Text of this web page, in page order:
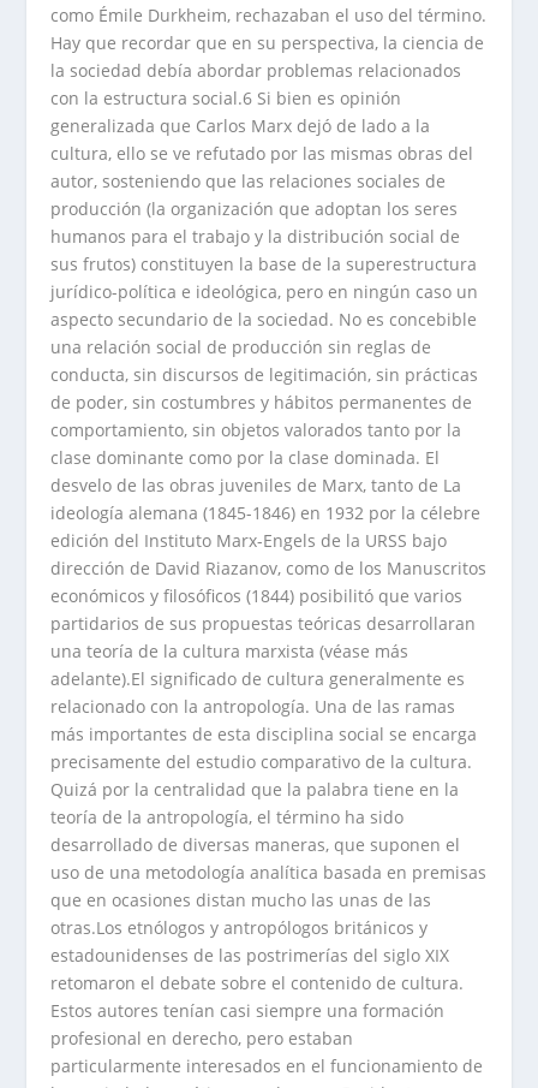
como Émile Durkheim, rechazaban el uso del término.
Hay que recordar que en su perspectiva, la ciencia de
la sociedad debía abordar problemas relacionados
con la estructura social.6 Si bien es opinión
generalizada que Carlos Marx dejó de lado a la
cultura, ello se ve refutado por las mismas obras del
autor, sosteniendo que las relaciones sociales de
producción (la organización que adoptan los seres
humanos para el trabajo y la distribución social de
sus frutos) constituyen la base de la superestructura
jurídico-política e ideológica, pero en ningún caso un
aspecto secundario de la sociedad. No es concebible
una relación social de producción sin reglas de
conducta, sin discursos de legitimación, sin prácticas
de poder, sin costumbres y hábitos permanentes de
comportamiento, sin objetos valorados tanto por la
clase dominante como por la clase dominada. El
desvelo de las obras juveniles de Marx, tanto de La
ideología alemana (1845-1846) en 1932 por la célebre
edición del Instituto Marx-Engels de la URSS bajo
dirección de David Riazanov, como de los Manuscritos
económicos y filosóficos (1844) posibilitó que varios
partidarios de sus propuestas teóricas desarrollaran
una teoría de la cultura marxista (véase más
adelante).El significado de cultura generalmente es
relacionado con la antropología. Una de las ramas
más importantes de esta disciplina social se encarga
precisamente del estudio comparativo de la cultura.
Quizá por la centralidad que la palabra tiene en la
teoría de la antropología, el término ha sido
desarrollado de diversas maneras, que suponen el
uso de una metodología analítica basada en premisas
que en ocasiones distan mucho las unas de las
otras.Los etnólogos y antropólogos británicos y
estadounidenses de las postrimerías del siglo XIX
retomaron el debate sobre el contenido de cultura.
Estos autores tenían casi siempre una formación
profesional en derecho, pero estaban
particularmente interesados en el funcionamiento de